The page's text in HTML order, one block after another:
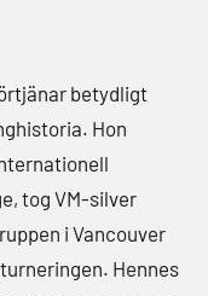
betydligt
Hon
tog VM-silver
i Vancouver
Hennes